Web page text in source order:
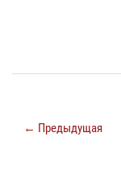
← Предыдущая